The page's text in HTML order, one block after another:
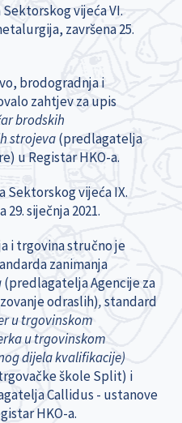
vijeća VI.
završena 25.
brodogradnja i
zahtjev za upis
brodskih
strojeva(predlagatelja
u Registar HKO-a.
Sektorskog vijeća IX.
siječnja 2021.
i trgovina stručno je
zanimanja
(predlagatelja Agencije za
odraslih),standard
u trgovinskom
u trgovinskom
dijela kvalifikacije)
škole Split) i
Callidus - ustanove
HKO-a.